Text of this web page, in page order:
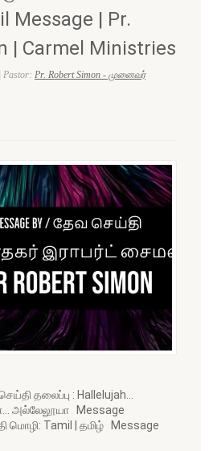
| Pr.
| Carmel Ministries
Pastor: Pr. Robert Simon - முனைவர்
தலைப்பு : Hallelujah…
அல்லேலூயா Message
மொழி: Tamil | தமிழ் Message